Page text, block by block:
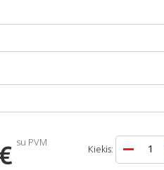
su PVM
Kiekis: